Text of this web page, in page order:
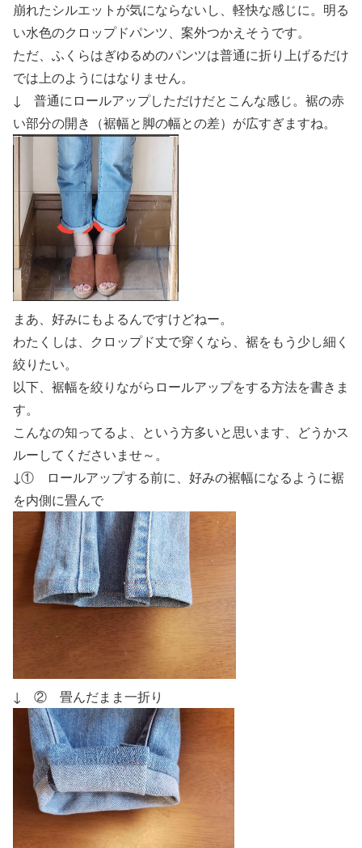
崩れたシルエットが気にならないし、軽快な感じに。明る
い水色のクロップドパンツ、案外つかえそうです。
ただ、 ふくらはぎゆるめのパンツは普通に折り上げるだけ
では上のようにはなりません。
↓ 普通にロールアップしただけだとこんな感じ。 裾の赤
い部分の開き（裾幅と脚の幅との差）が広すぎますね。
まあ、好みにもよるんですけどねー。
わたくしは、クロップド丈で穿くなら、裾をもう少し細く
絞りたい。
以下、 裾幅を絞りながらロールアップをする方法を書きま
す。
こんなの知ってるよ、という方多いと思います、どうかス
ルーしてくださいませ～。
↓① ロールアップする前に、好みの裾幅になるように裾
を内側に畳んで
↓ ② 畳んだまま一折り